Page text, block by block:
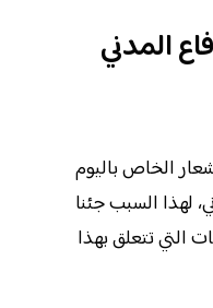
المدني
الخاص باليوم
لهذا السبب جئنا
التي تتعلق بهذا